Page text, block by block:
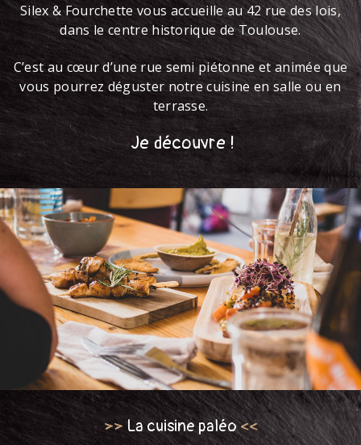
Silex & Fourchette vous accueille au 42 rue des lois,
dans le centre historique de Toulouse.
C’est au cœur d’une rue semi piétonne et animée que
vous pourrez déguster notre cuisine en salle ou en
terrasse.
Je découvre !
>> La cuisine paléo<<